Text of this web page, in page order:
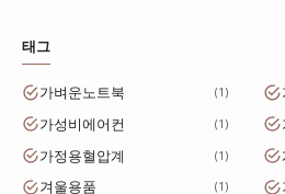
태그
가벼운노트북 1
가성비에어컨 1
가정용혈압계 1
겨울용품 1